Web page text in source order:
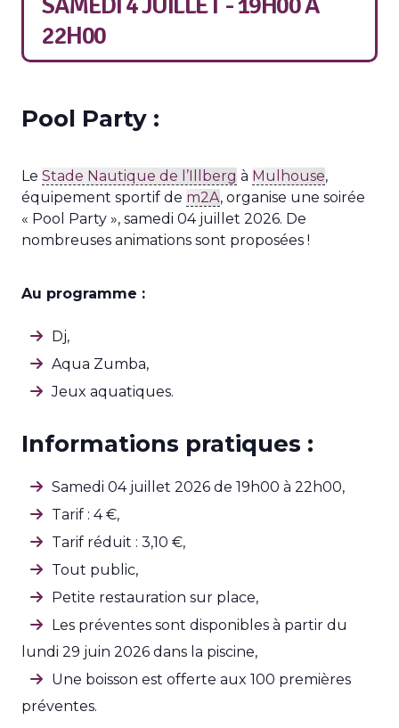
22H00
Pool Party :
Le Stade Nautique de l’Illberg à Mulhouse,
équipement sportif de m2A, organise une soirée
« Pool Party », samedi 04 juillet 2026. De
nombreuses animations sont proposées !
Au programme :
Dj,
Aqua Zumba,
Jeux aquatiques.
Informations pratiques :
Samedi 04 juillet 2026 de 19h00 à 22h00,
Tarif : 4 €,
Tarif réduit : 3,10 €,
Tout public,
Petite restauration sur place,
Les préventes sont disponibles à partir du
lundi 29 juin 2026 dans la piscine,
Une boisson est offerte aux 100 premières
préventes.